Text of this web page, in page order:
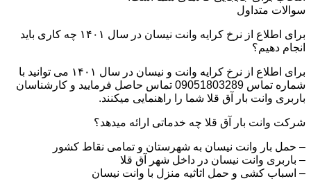
سوالات متداول
برای اطلاع از نرخ کرایه وانت نیسان در سال ۱۴۰۱ چه کاری باید
انجام دهیم؟
برای اطلاع از نرخ کرایه وانت و نیسان در سال ۱۴۰۱ می توانید با
شماره تماس 09051803289 تماس حاصل فرمایید و کارشناسان
باربری وانت بار آق قلا شما را راهنمایی میکنند.
شرکت وانت بار آق قلا چه خدماتی ارائه میدهد؟
– حمل بار وانت نیسان به شهرستان و تمامی نقاط کشور
– باربری وانت نیسان در داخل شهر آق قلا
– اسباب کشی و حمل اثاثیه منزل با وانت نیسان